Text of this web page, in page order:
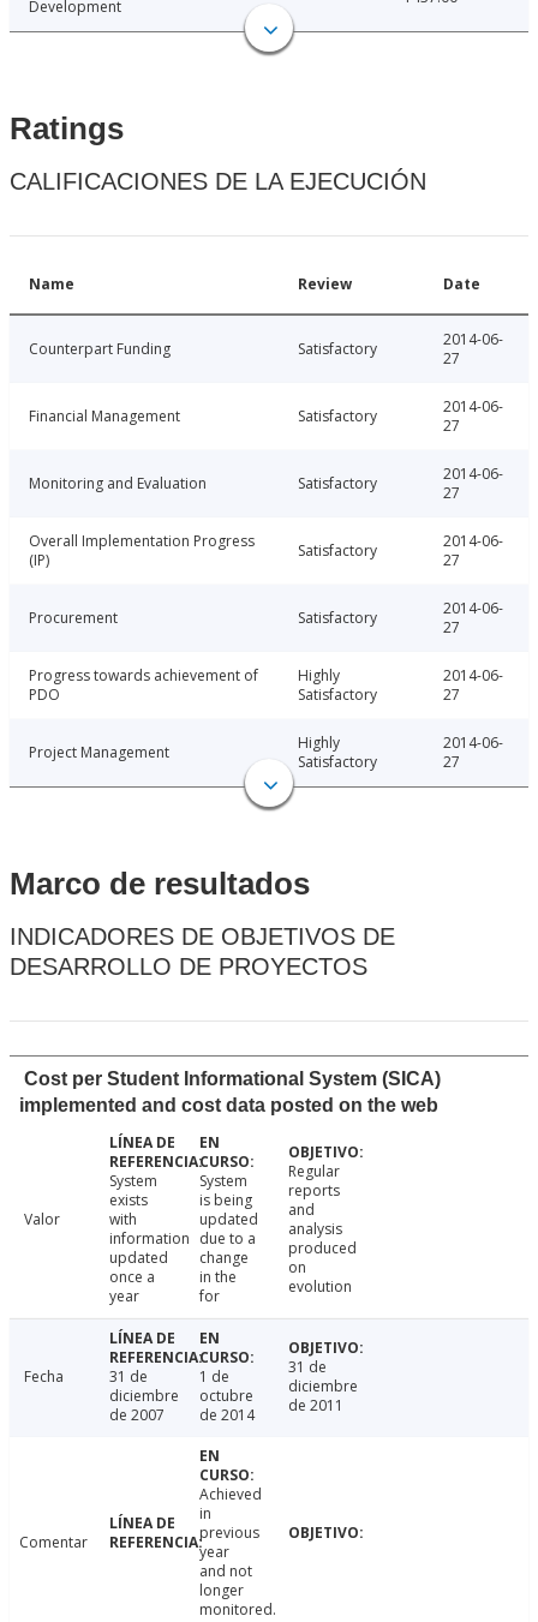
Development
Ratings
CALIFICACIONES DE LA EJECUCIÓN
Name Review Date
Counterpart Funding Satisfactory
2014-06-
27
Financial Management Satisfactory
2014-06-
27
Monitoring and Evaluation Satisfactory
2014-06-
27
Overall Implementation Progress
(IP)
Satisfactory
2014-06-
27
Procurement Satisfactory
2014-06-
27
Progress towards achievement of
PDO
Highly
Satisfactory
2014-06-
27
Project Management
Highly
Satisfactory
2014-06-
27
Marco de resultados
INDICADORES DE OBJETIVOS DE
DESARROLLO DE PROYECTOS
Cost per Student Informational System (SICA)
implemented and cost data posted on the web
Valor
System
exists
with
information
updated
once a
year
System
is being
updated
due to a
change
in the
for
Regular
reports
and
analysis
produced
on
evolution
Fecha
31 de
diciembre
de 2007
1 de
octubre
de 2014
31 de
diciembre
de 2011
Comentar
Achieved
in
previous
year
and not
longer
monitored.